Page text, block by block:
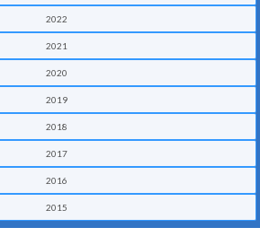
2022
2021
2020
2019
2018
2017
2016
2015